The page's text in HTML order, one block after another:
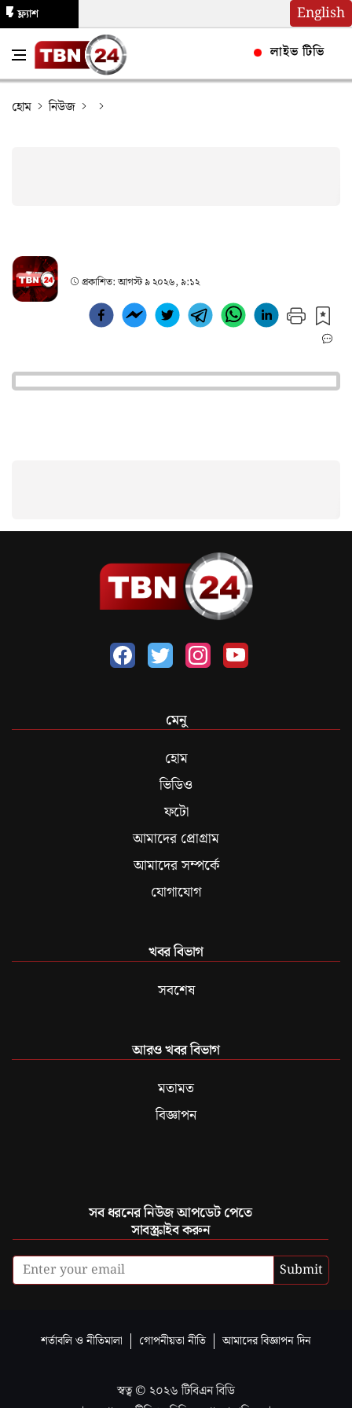
English
ফ্ল্যাশ
লাইভ টিভি
হোম নিউজ
প্রকাশিত:আগস্ট ৯ ২০২৬, ৯:১২
মেনু
হোম
ভিডিও
ফটো
আমাদের প্রোগ্রাম
আমাদের সম্পর্কে
যোগাযোগ
খবর বিভাগ
সবশেষ
আরও খবর বিভাগ
মতামত
বিজ্ঞাপন
সব ধরনের নিউজ আপডেট পেতে
সাবস্ক্রাইব করুন
Submit
শর্তাবলি ও নীতিমালা গোপনীয়তা নীতি আমাদের বিজ্ঞাপন দিন
স্বত্ব © ২০২৬ টিবিএন বিডি